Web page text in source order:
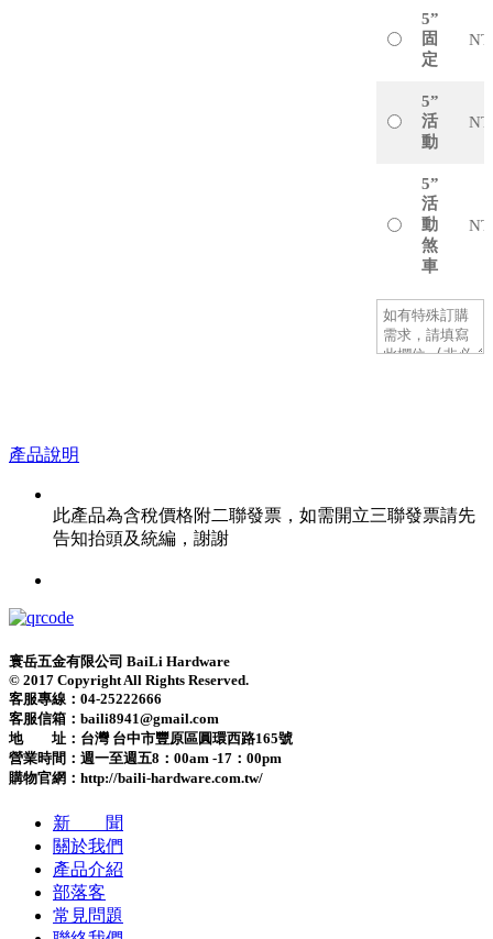
5”
固
定
5”
活
動
5”
活
動
煞
車
產品說明
此產品為含稅價格附二聯發票，如需開立三聯發票請先
告知抬頭及統編，謝謝
寰岳五金有限公司 BaiLi Hardware
© 2017 Copyright All Rights Reserved.
客服專線：04-25222666
客服信箱：baili8941@gmail.com
地 址：台灣 台中市豐原區圓環西路165號
營業時間： 週一至週五8：00am -17：00pm
購物官網：http://baili-hardware.com.tw/
新 聞
關於我們
產品介紹
部落客
常見問題